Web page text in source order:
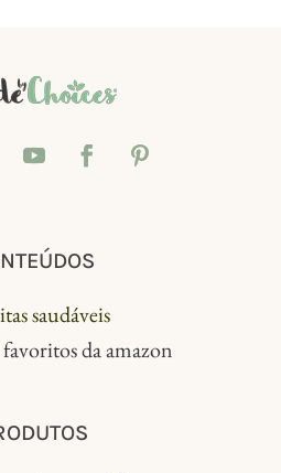
saudáveis
da amazon